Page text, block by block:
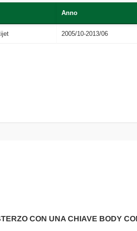
Anno
2005/10-2013/06
CON UNA CHIAVE BODY